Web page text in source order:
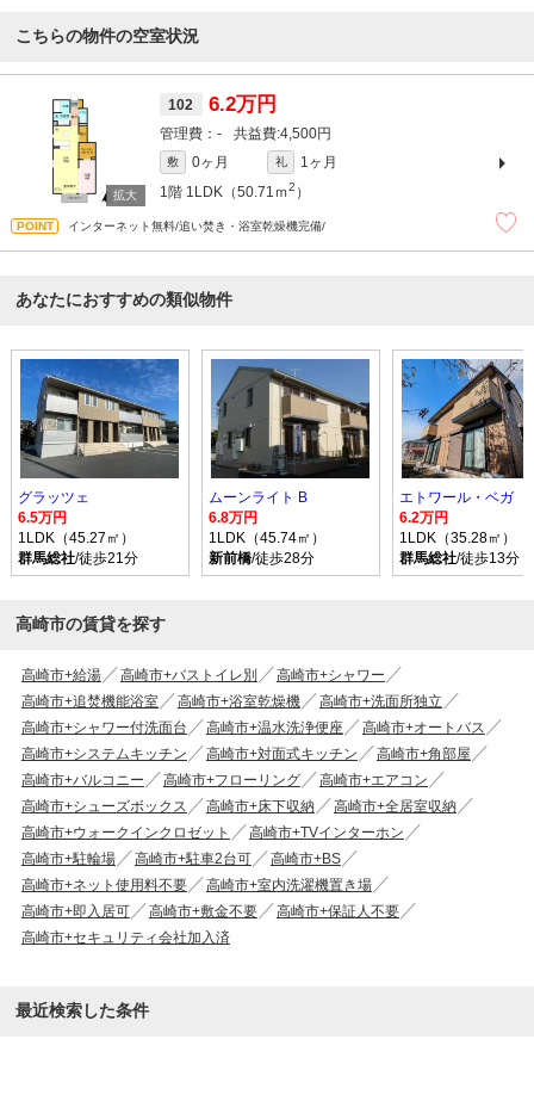
こちらの物件の空室状況
102 6.2万円
- 4,500円
敷 0ヶ月 礼
1ヶ月
1階 1LDK（50.71ｍ2 ）
インターネット無料/追い焚き・浴室乾燥機完備/
あなたにおすすめの類似物件
グラッツェ
6.5万円
1LDK（45.27㎡）
群馬総社/徒歩21分
ムーンライト B
6.8万円
1LDK（45.74㎡）
新前橋/徒歩28分
エトワール・ベガ
6.2万円
1LDK（35.28㎡）
群馬総社/徒歩13分
高崎市の賃貸を探す
高崎市+給湯 高崎市+バストイレ別
高崎市+シャワー
高崎市+追焚機能浴室
高崎市+浴室乾燥機
高崎市+洗面所独立
高崎市+シャワー付洗面台
高崎市+温水洗浄便座
高崎市+オートバス
高崎市+システムキッチン
高崎市+対面式キッチン
高崎市+角部屋
高崎市+バルコニー
高崎市+フローリング
高崎市+エアコン
高崎市+シューズボックス
高崎市+床下収納
高崎市+全居室収納
高崎市+ウォークインクロゼット
高崎市+TVインターホン
高崎市+駐輪場
高崎市+駐車2台可
高崎市+BS
高崎市+ネット使用料不要
高崎市+室内洗濯機置き場
高崎市+即入居可
高崎市+敷金不要
高崎市+保証人不要
高崎市+セキュリティ会社加入済
最近検索した条件